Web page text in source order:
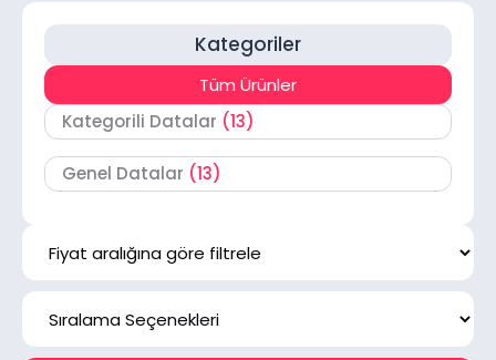
Kategoriler
Tüm Ürünler
Kategorili Datalar (13)
Genel Datalar (13)